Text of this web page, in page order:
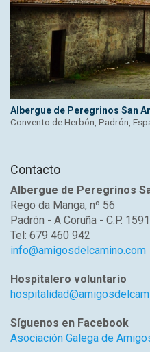
Albergue de Peregrinos San
Convento de Herbón, Padrón,
Contacto
Albergue de Peregrinos
Rego da Manga, nº 56
Padrón - A Coruña - C.P.
Tel: 679 460 942
info@amigosdelcamino.com
Hospitalero voluntario
Síguenos en Facebook
Asociación Galega de